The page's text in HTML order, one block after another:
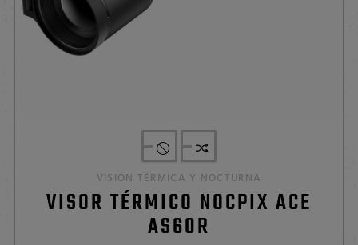
VISIÓN TÉRMICA Y NOCTURNA
VISOR TÉRMICO NOCPIX ACE
AS60R